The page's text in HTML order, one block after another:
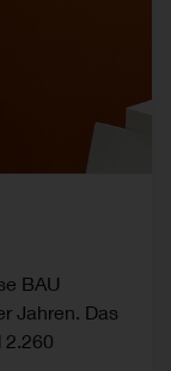
BAU
Jahren. Das
2.260